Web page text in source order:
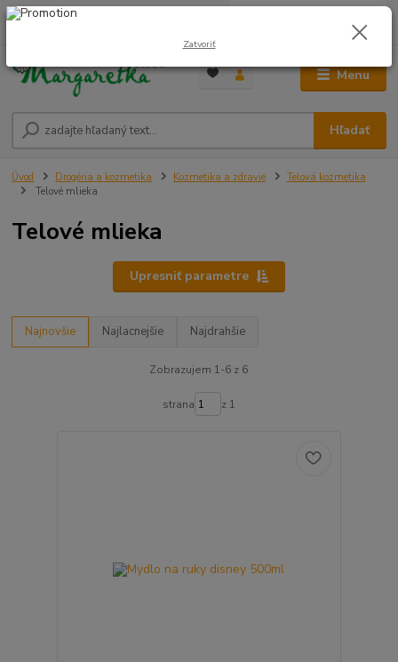
Menu
Hľadať
0948 236 042
0,00 €
Úvod Drogéria a kozmetika Kozmetika a zdravie
Telová kozmetika
Telové mlieka
Telové mlieka
Upresniť parametre
Najnovšie Najlacnejšie Najdrahšie
Zobrazujem 1-6 z 6
strana z 1
Zatvoriť